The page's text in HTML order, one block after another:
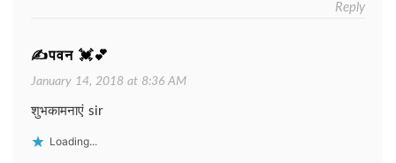
Reply
✍पवन 💓💕
January 14, 2018 at 8:36 AM
शुभकामनाएं sir
Loading...